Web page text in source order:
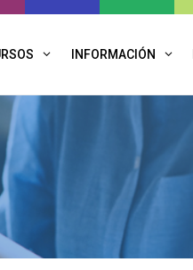
INFORMACIÓN